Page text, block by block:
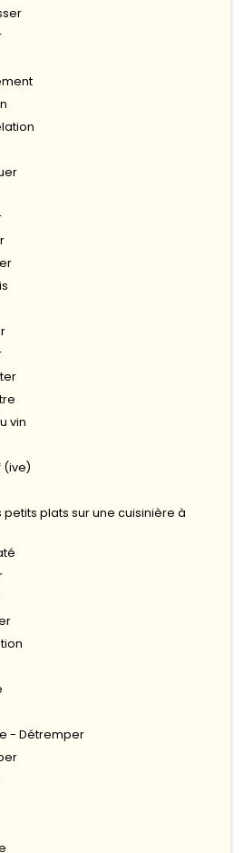
vin
(ive)
petits plats sur une cuisinière à
- Détremper